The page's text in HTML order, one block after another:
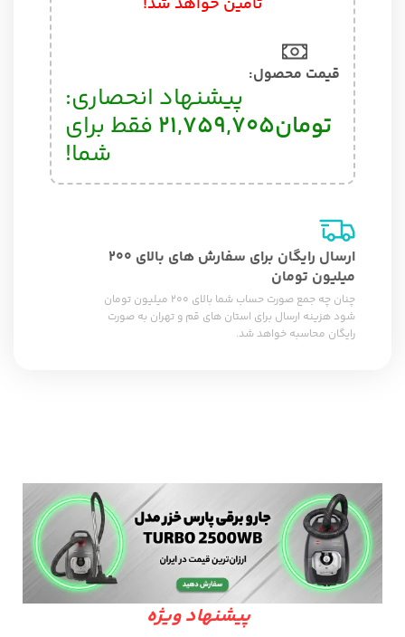
قیمت محصول:​
پیشنهاد انحصاری:
تومان21,759,705 فقط برای
شما!
ارسال رایگان برای سفارش های بالای 200
میلیون تومان
چنان چه جمع صورت حساب شما بالای 200 میلیون تومان
شود هزینه ارسال برای استان های قم و تهران به صورت
رایگان محاسبه خواهد شد.
پیشنهاد ویژه